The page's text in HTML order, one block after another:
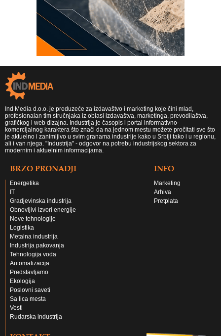
Ind Media d.o.o. je preduzeće za izdavaštvo i marketing koje čini mlad,
profesionalan tim stručnjaka iz oblasi izdavaštva, marketinga, prevodilaštva,
grafičkog i web dizajna. Industrija je časopis i portal informativno-
komercijalnog karaktera što znači da na jednom mestu možete pročitati sve što
je aktuelno i zanimljivo u svim granama industrije kako u Srbiji tako i u regionu,
ali i van njega. "Industrija" - odgovor na potrebu industrijskog sektora za
modernim i aktuelnim informacijama.
BRZO PRONADJI
Energetika
IT
Gradjevinska industrija
Obnovljivi izvori energije
Nove tehnologije
Logistika
Metalna industrija
Industrija pakovanja
Tehnologija voda
Automatizacija
Predstavljamo
Ekologija
Poslovni saveti
Sa lica mesta
Vesti
Rudarska industrija
INFO
Marketing
Arhiva
Pretplata